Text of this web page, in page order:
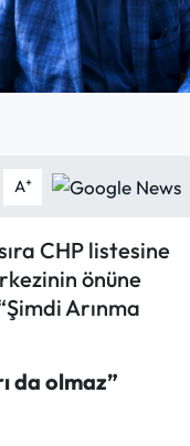
A+
CHP listesine
önüne
Arınma
da olmaz”